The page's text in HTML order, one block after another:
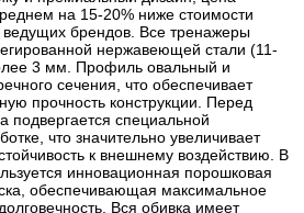
на 15-20% ниже стоимости
ведущих брендов. Все тренажеры
нержавеющей стали (11-
3 мм. Профиль овальный и
сечения, что обеспечивает
прочность конструкции. Перед
подвергается специальной
что значительно увеличивает
к внешнему воздействию. В
инновационная порошковая
обеспечивающая максимальное
Вся обивка имеет